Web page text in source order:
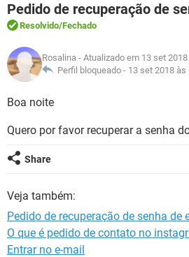
INSTAGRAM
GUIA DE COMPRAS
OUTLOOK
INSTAGRAM
GUIA DE COMPRAS
JOGOS
CELULAR
OUTLOOK
INSTAGRAM
GUIA DE COMPRAS
FÓRUM
JOGOS
CELULAR
GLOSSÁRIO
JOGOS
CELULAR
OUTLOOK
INSTAGRAM
Pedido de recuperação de
Resolvido/Fechado
Rosalina - Atualizado em 13 set
Perfil bloqueado - 13 set 2018 às
Boa noite
Quero por favor recuperar a senha
Share
Veja também:
Pedido de recuperação de senha de
O que é pedido de contato no
Entrar no e-mail